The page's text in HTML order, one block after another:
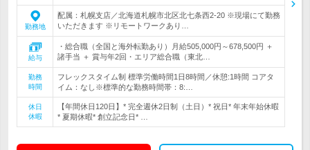
勤務地
配属：札幌支店／北海道札幌市北区北七条西2-20 ※現場にて勤務
いただきます ※リモートワークあり…
給与
・総合職（全国と海外転勤あり）月給505,000円～678,500円 ＋
諸手当 ＋ 賞与年2回・エリア総合職（東北…
勤務
時間
フレックスタイム制 標準労働時間1日8時間／休憩:1時間 コアタ
イム：なし※標準的な勤務時間帯：8:…
休日
休暇
【年間休日120日】* 完全週休2日制（土日）* 祝日* 年末年始休暇
* 夏期休暇* 創立記念日* …